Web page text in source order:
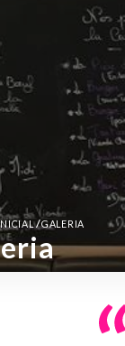
/GALERIA